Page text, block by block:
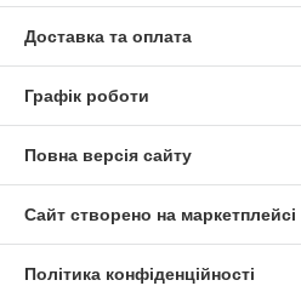
Доставка та оплата
Графік роботи
Повна версія сайту
Сайт створено на маркетплейсі
Політика конфіденційності